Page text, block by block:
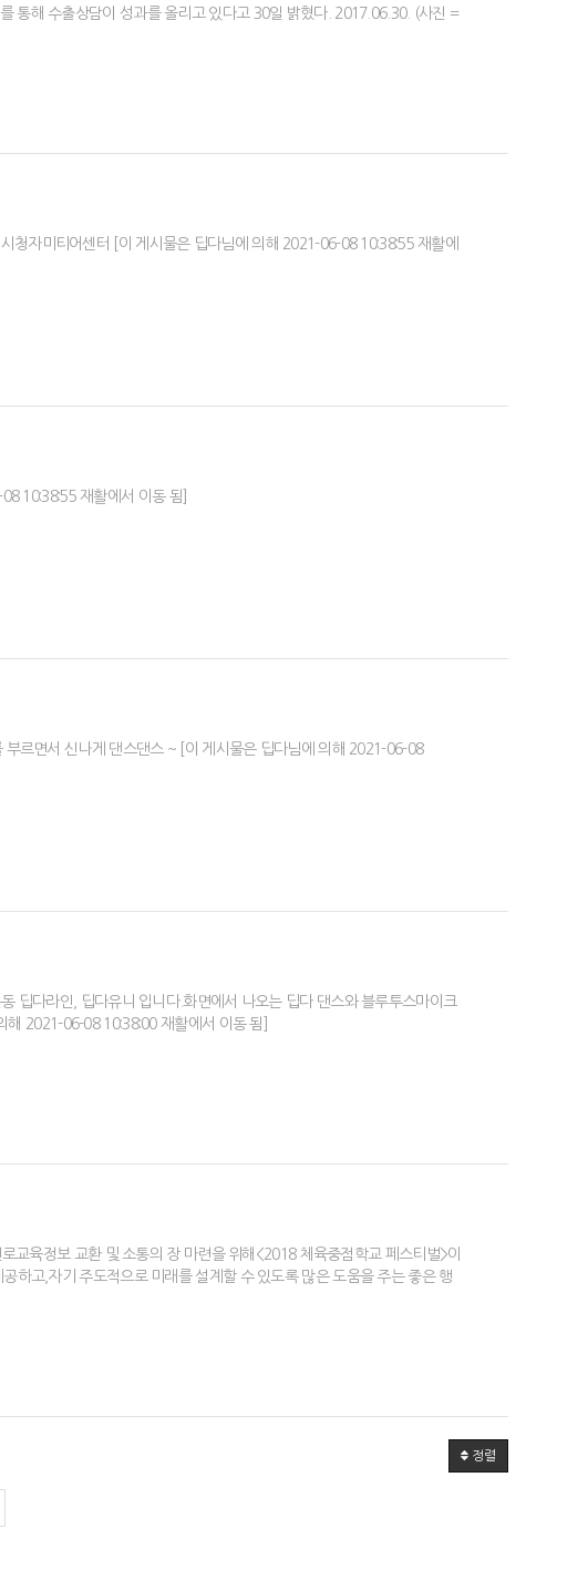
통해 수출상담이 성과를 올리고 있다고 30일 밝혔다. 2017.06.30. (사진 =
자미티어센터 [이 게시물은 딥다님에 의해 2021-06-08 10:38:55 재활에
10:38:55 재활에서 이동 됨]
르면서 신나게 댄스댄스 ~ [이 게시물은 딥다님에 의해 2021-06-08
딥다라인, 딥다유니 입니다.화면에서 나오는 딥다 댄스와 블루투스마이크
2021-06-08 10:38:00 재활에서 이동 됨]
교육정보 교환 및 소통의 장 마련을 위해<2018 체육중점학교 페스티벌>이
하고,자기 주도적으로 미래를 설계할 수 있도록 많은 도움을 주는 좋은 행
정렬